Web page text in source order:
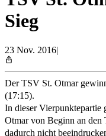
Sieg
23 Nov. 2016|
Der TSV St. Otmar
(17:15).
In dieser Vierpunktepartie
Otmar von Beginn an den
dadurch nicht